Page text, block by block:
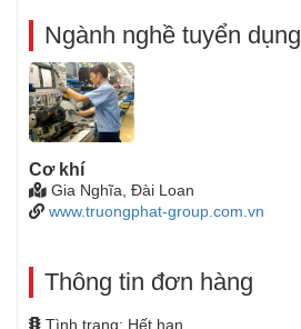
Ngành nghề tuyển dụng
Cơ khí
Gia Nghĩa, Đài Loan
www.truongphat-group.com.vn
Thông tin đơn hàng
Tình trạng: Hết hạn